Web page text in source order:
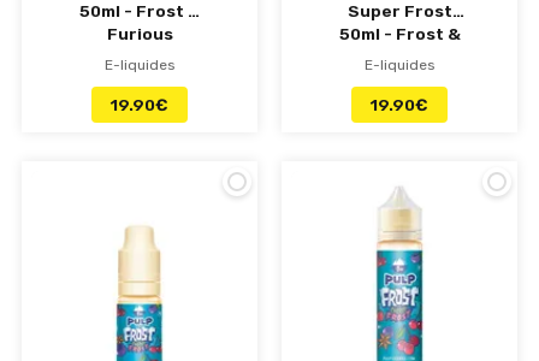
50ml - Frost &
Furious
E-liquides
19.90€
Super Frost
50ml - Frost &
Furious
E-liquides
19.90€